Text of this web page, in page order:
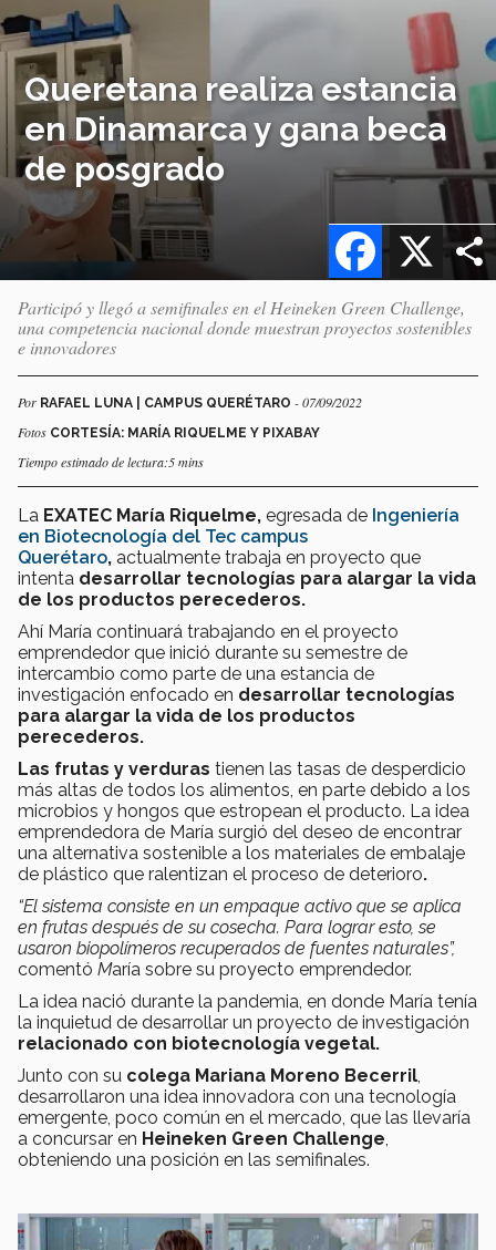
Queretana realiza estancia
en Dinamarca y gana beca
de posgrado
X
Facebook
Participó y llegó a semifinales en el Heineken Green Challenge,
una competencia nacional donde muestran proyectos sostenibles
e innovadores
Por RAFAEL LUNA | CAMPUS QUERÉTARO - 07/09/2022
Fotos CORTESÍA: MARÍA RIQUELME Y PIXABAY
Tiempo estimado de lectura:5 mins
La EXATEC María Riquelme, egresada de Ingeniería
en Biotecnología del Tec campus
Querétaro, actualmente trabaja en proyecto que
intenta desarrollar tecnologías para alargar la vida
de los productos perecederos.
Ahí María continuará trabajando en el proyecto
emprendedor que inició durante su semestre de
intercambio como parte de una estancia de
investigación enfocado en desarrollar tecnologías
para alargar la vida de los productos
perecederos.
Las frutas y verduras tienen las tasas de desperdicio
más altas de todos los alimentos, en parte debido a los
microbios y hongos que estropean el producto. La idea
emprendedora de María surgió del deseo de encontrar
una alternativa sostenible a los materiales de embalaje
de plástico que ralentizan el proceso de deterioro.
“El sistema consiste en un empaque activo que se aplica
en frutas después de su cosecha. Para lograr esto, se
usaron biopolímeros recuperados de fuentes naturales”,
comentó María sobre su proyecto emprendedor.
La idea nació durante la pandemia, en donde María tenía
la inquietud de desarrollar un proyecto de investigación
relacionado con biotecnología vegetal.
Junto con su colega Mariana Moreno Becerril
desarrollaron una idea innovadora con una tecnología
emergente, poco común en el mercado, que las llevaría
a concursar en Heineken Green Challenge
obteniendo una posición en las semifinales.